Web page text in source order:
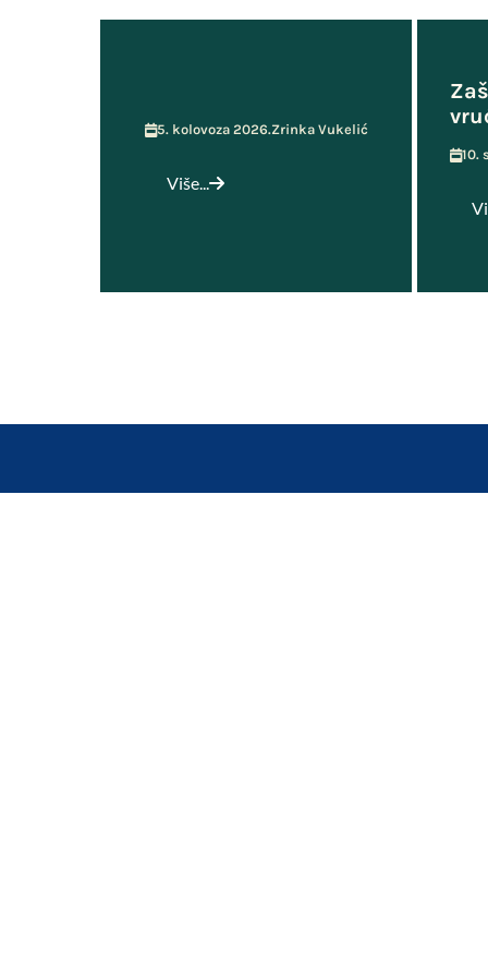
5. kolovoza 2026.Zrinka Vukelić
Više...
10.